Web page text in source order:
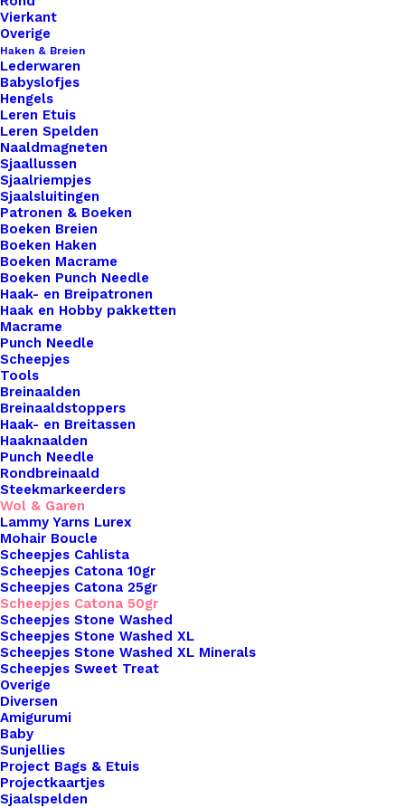
Vierkant
Overige
Haken & Breien
Lederwaren
Babyslofjes
Hengels
Leren Etuis
Leren Spelden
Naaldmagneten
Sjaallussen
Sjaalriempjes
Sjaalsluitingen
Patronen & Boeken
Boeken Breien
Boeken Haken
Boeken Macrame
Boeken Punch Needle
Haak- en Breipatronen
Haak en Hobby pakketten
Macrame
Punch Needle
Scheepjes
Tools
Breinaalden
Breinaaldstoppers
Haak- en Breitassen
Haaknaalden
Punch Needle
Rondbreinaald
Steekmarkeerders
Wol & Garen
Lammy Yarns Lurex
Mohair Boucle
Scheepjes Cahlista
Scheepjes Catona 10gr
Scheepjes Catona 25gr
Scheepjes Catona 50gr
Scheepjes Stone Washed
Scheepjes Stone Washed XL
Scheepjes Stone Washed XL Minerals
Scheepjes Sweet Treat
Overige
Diversen
Amigurumi
Baby
Sunjellies
Project Bags & Etuis
Projectkaartjes
Sjaalspelden
Catona 50 is een 100% gemerceriseerde katoenen
garen. Geschikt om mee te haken, te breien, voor
bijvoorbeeld mochila tassen en amigurumi haken.
Naaldgebruik 2,5 – 3,5.
7 op voorraad
Scheepjes
Catona
Petrol
Blue
400
aantal
Toevoegen aan winkelwagen
Toevoegen aan verlanglijst
Artikelnummer
Categorie
Naalddikte
Kleur
Binnen 1-3 werkdagen verzonden
Veilig betalen
Unieke en kwaliteitsproducten
Overzicht
Nog meer leuks!